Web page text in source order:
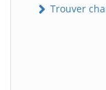
Trouver